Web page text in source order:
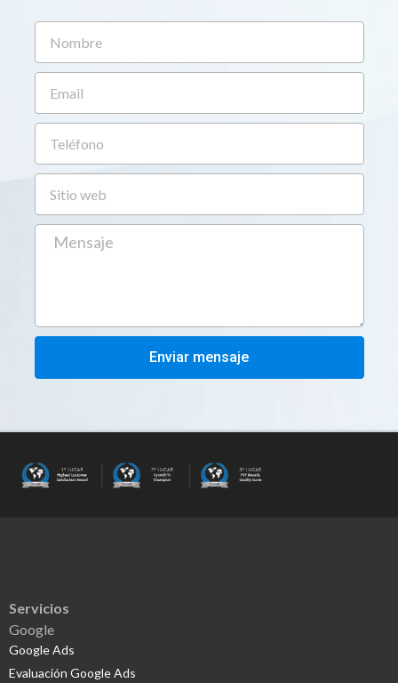
Enviar mensaje
Servicios
Google
Google Ads
Evaluación Google Ads